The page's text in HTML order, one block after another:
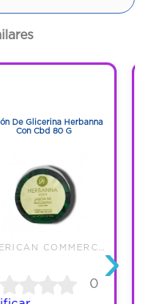
De Glicerina Herbanna
Con Cbd 80 G
0 ›